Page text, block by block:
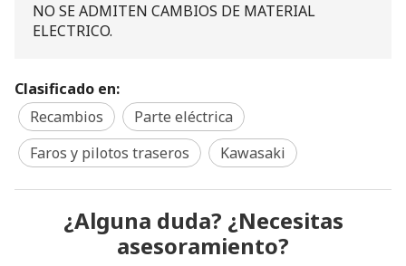
NO SE ADMITEN CAMBIOS DE MATERIAL
ELECTRICO.
Clasificado en:
Recambios
Parte eléctrica
Faros y pilotos traseros
Kawasaki
¿Alguna duda? ¿Necesitas
asesoramiento?